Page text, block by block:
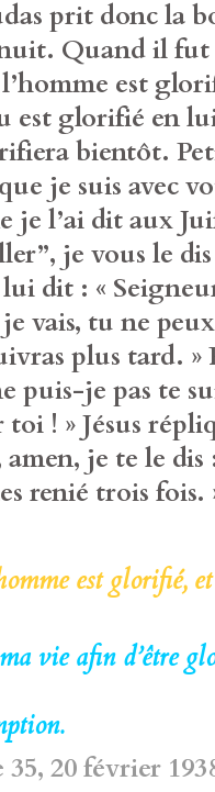
prit donc la
Quand il fut
est
est glorifié en
bientôt.
je suis avec
je l’ai dit aux
je vous le
dit : «
vais, tu ne
plus tard. »
je pas te
! » Jésus
je te le
renié trois fois.
est glorifié,
vie afin d’être
20 février